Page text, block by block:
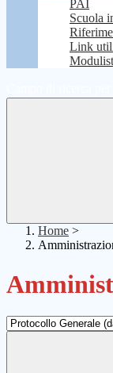
PAI
Scuola
Link
Home >